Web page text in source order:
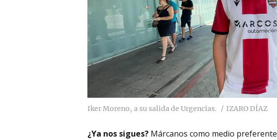
Iker Moreno, a su salida de Urgencias. IZARO DÍAZ
¿Ya nos sigues? Márcanos como medio preferente